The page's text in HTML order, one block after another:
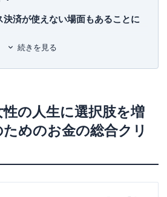
決済が使えない場面もあることに
いなら決済サービスは2種類以内が
決済サービスを組み合わせたポイ
見
ッシュレス決済を選ぶ際のポイン
続きを見る
の人生に選択肢を増
めのお金の総合クリ